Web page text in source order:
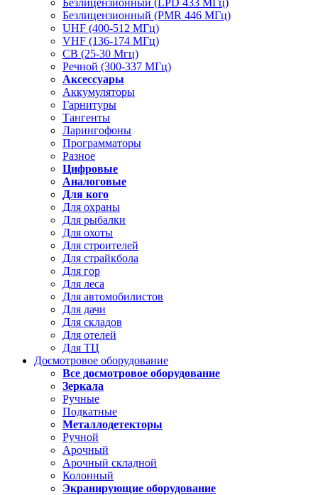
Безлицензионный (LPD 433 МГц)
Безлицензионный (PMR 446 МГц)
UHF (400-512 МГц)
VHF (136-174 МГц)
CB (25-30 Мгц)
Речной (300-337 МГц)
Аксессуары
Аккумуляторы
Гарнитуры
Тангенты
Ларингофоны
Программаторы
Разное
Цифровые
Аналоговые
Для кого
Для охраны
Для рыбалки
Для охоты
Для строителей
Для страйкбола
Для гор
Для леса
Для автомобилистов
Для дачи
Для складов
Для отелей
Для ТЦ
Досмотровое оборудование
Все досмотровое оборудование
Зеркала
Ручные
Подкатные
Металлодетекторы
Ручной
Арочный
Арочный складной
Колонный
Экранирующие оборудование